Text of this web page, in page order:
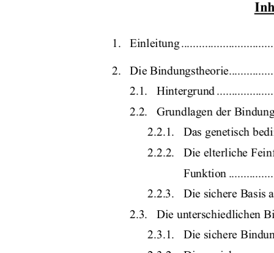
1.   Einleitung
2.   Die
2.1.   Hintergrund
2.2.   Grundlagen der
2.2.1.   Das genetisch
2.2.2.   Die elterliche
Funktion
2.2.3.   Die sichere Basis
2.3.   Die unterschiedlichen
2.3.1.   Die sichere